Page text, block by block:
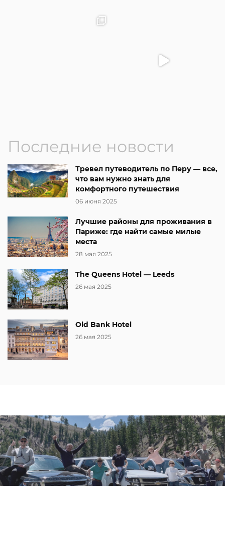
Последние новости
Тревел путеводитель по Перу — все,
что вам нужно знать для
комфортного путешествия
06 июня 2025
Лучшие районы для проживания в
Париже: где найти самые милые
места
28 мая 2025
The Queens Hotel — Leeds
26 мая 2025
Old Bank Hotel
26 мая 2025